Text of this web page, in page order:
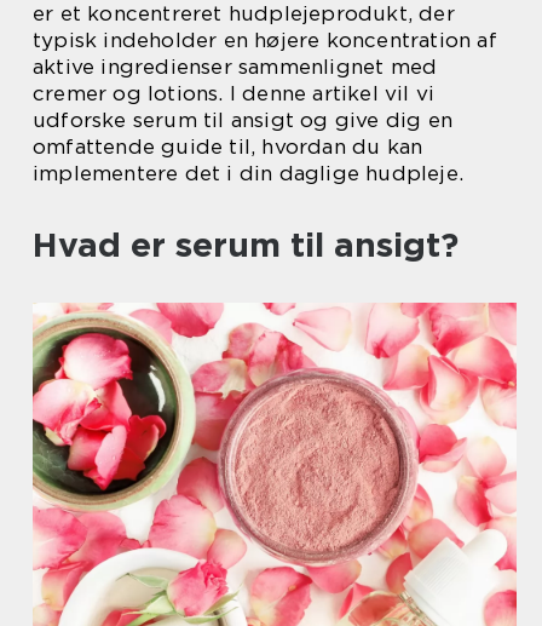
er et koncentreret hudplejeprodukt, der
typisk indeholder en højere koncentration af
aktive ingredienser sammenlignet med
cremer og lotions. I denne artikel vil vi
udforske serum til ansigt og give dig en
omfattende guide til, hvordan du kan
implementere det i din daglige hudpleje.
Hvad er serum til ansigt?